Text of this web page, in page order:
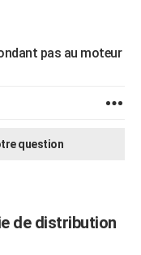
pas au moteur
question
de distribution